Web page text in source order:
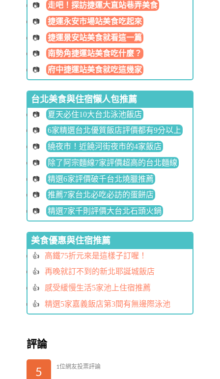
走吧！探訪捷運大直站巷弄美食
捷運永安市場站美食吃起來
捷運景安站美食就看這一篇
南勢角捷運站美食吃什麼？
府中捷運站美食就吃這幾家
台北美食與住宿懶人包推薦
夏天必住10大台北泳池飯店
6家精選台北優質飯店評價都有9分以上
繞夜市！近饒河街夜市的4家飯店
除了阿宗麵線7家評價超高的台北麵線
精選6家評價破千台北燒臘推薦
推薦7家台北必吃必訪的蛋餅店
精選7家千則評價大台北石頭火鍋
美食優惠與住宿推薦
高鐵75折元來是這樣子訂喔！
再晚就訂不到的新北耶誕城飯店
感受緩慢生活5家池上住宿推薦
精選5家嘉義飯店第3間有無邊際泳池
評論
5 1位網友投票評論